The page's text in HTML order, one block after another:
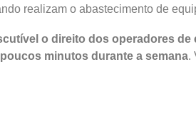
realizam o abastecimento de
o direito dos operadores
minutos durante a semana.